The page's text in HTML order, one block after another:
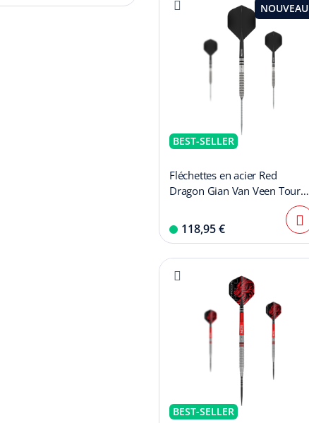
NOUVEAU
BEST-SELLER
Fléchettes en acier Red
Dragon Gian Van Veen Tour
Edition Switch Point - 21 g
118,95 €
BEST-SELLER